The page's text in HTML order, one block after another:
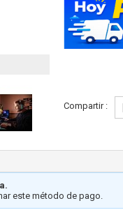
Compartir :
este método de pago.